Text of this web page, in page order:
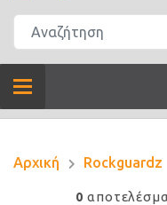
Αρχική Rockguardz
0